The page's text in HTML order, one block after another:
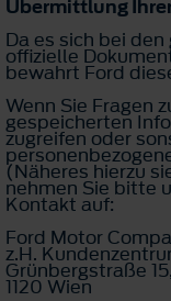
Übermittlung
Da es sich bei
offizielle
bewahrt Ford
Wenn Sie Fragen
gespeicherten
zugreifen oder
(Näheres hierzu
nehmen Sie bitte
Kontakt auf:
Ford Motor
z.H.
Grünbergstraße
1120 Wien